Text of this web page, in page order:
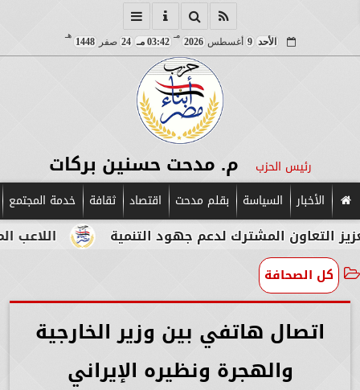
الأحد 9 أغسطس2026
مـ
03:42 مـ 24 صفر1448
هـ
رئيس الحزب م. مدحت حسنين بركات
الأخبار السياسة بقلم مدحت اقتصاد ثقافة خدمة المجتمع
اللاعب المصري المشترك لدعم جهود التنمية
كل الصحافة
اتصال هاتفي بين وزير الخارجية
والهجرة ونظيره الإيراني